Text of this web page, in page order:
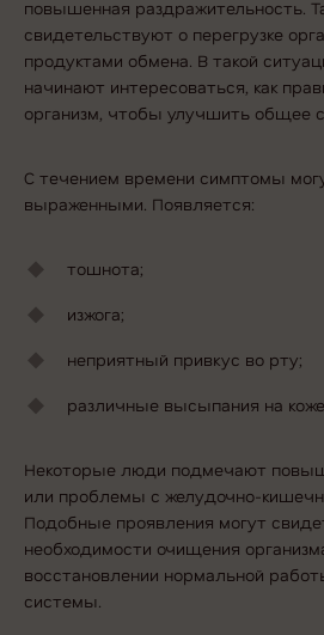
повышенная раздражительность.
свидетельствуют о перегрузке
продуктами обмена. В такой
начинают интересоваться, как
организм, чтобы улучшить общее
С течением времени симптомы
выраженными. Появляется:
тошнота;
изжога;
неприятный привкус во рту;
различные высыпания на
Некоторые люди подмечают
или проблемы с желудочно-
Подобные проявления могут
необходимости очищения
восстановлении нормальной
системы.